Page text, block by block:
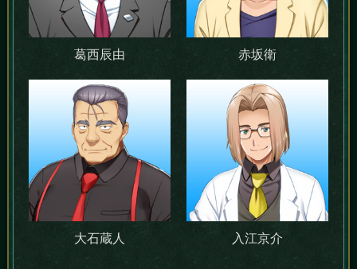
葛西辰由 赤坂衛
大石蔵人 入江京介